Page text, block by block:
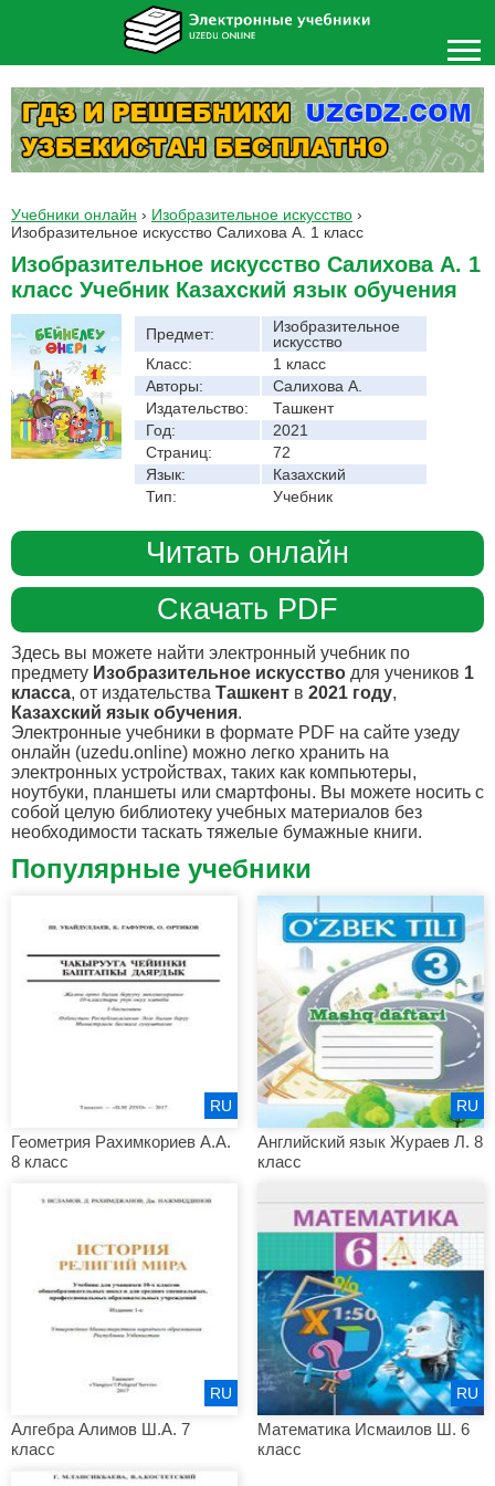
Учебники онлайн › Изобразительное искусство ›
Изобразительное искусство Салихова А. 1 класс
Изобразительное искусство Салихова А. 1
класс Учебник Казахский язык обучения
Предмет:
Изобразительное
искусство
Класс:
1 класс
Авторы:
Салихова А.
Издательство:
Ташкент
Год:
2021
Страниц:
72
Язык:
Казахский
Тип:
Учебник
Читать онлайн
Скачать PDF
Здесь вы можете найти электронный учебник по
предмету Изобразительное искусство для учеников 1
класса, от издательства Ташкент в 2021 году,
Казахский язык обучения.
Электронные учебники в формате PDF на сайте узеду
онлайн (uzedu.online) можно легко хранить на
электронных устройствах, таких как компьютеры,
ноутбуки, планшеты или смартфоны. Вы можете носить с
собой целую библиотеку учебных материалов без
необходимости таскать тяжелые бумажные книги.
Популярные учебники
Геометрия Рахимкориев А.А.
8 класс
RU
Английский язык Жураев Л. 8
класс
RU
Алгебра Алимов Ш.А. 7
класс
RU
Математика Исмаилов Ш. 6
класс
RU